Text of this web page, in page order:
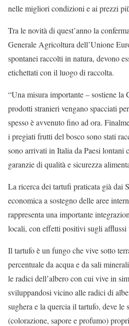
nelle migliori condizioni e ai prezzi
Tra le novità di quest’anno la
Generale Agricoltura dell’Unione
spontanei raccolti in natura, devono
etichettati con il luogo di raccolta.
“Una misura importante – sostiene la
prodotti stranieri vengano spacciati
spesso è avvenuto fino ad ora.
i pregiati frutti del bosco sono stati
sono arrivati in Italia da Paesi lontani
garanzie di qualità e sicurezza
La ricerca dei tartufi praticata già dai
economica a sostegno delle aree
rappresenta una importante
locali, con effetti positivi sugli afflussi
Il tartufo è un fungo che vive sotto
percentuale da acqua e da sali
le radici dell’albero con cui vive in
sviluppandosi vicino alle radici di
sughera e la quercia il tartufo, deve le
(colorazione, sapore e profumo)